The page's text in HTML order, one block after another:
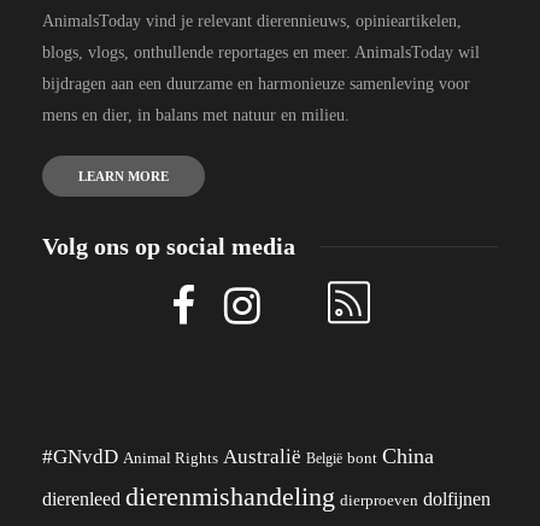
AnimalsToday vind je relevant dierennieuws, opinieartikelen,
blogs, vlogs, onthullende reportages en meer. AnimalsToday wil
bijdragen aan een duurzame en harmonieuze samenleving voor
mens en dier, in balans met natuur en milieu.
LEARN MORE
Volg ons op social media
#GNvdD Animal Rights Australië België bont China
dierenleed dierenmishandeling dierproeven dolfijnen